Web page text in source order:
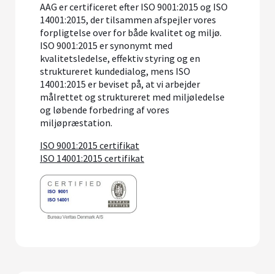
AAG er certificeret efter ISO 9001:2015 og ISO
14001:2015, der tilsammen afspejler vores
forpligtelse over for både kvalitet og miljø.
ISO 9001:2015 er synonymt med
kvalitetsledelse, effektiv styring og en
struktureret kundedialog, mens ISO
14001:2015 er beviset på, at vi arbejder
målrettet og struktureret med miljøledelse
og løbende forbedring af vores
miljøpræstation.
ISO 9001:2015 certifikat
ISO 14001:2015 certifikat